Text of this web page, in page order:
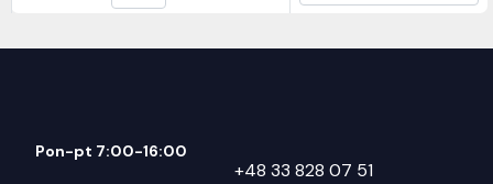
Pon-pt 7:00-16:00
+48 33 828 07 51